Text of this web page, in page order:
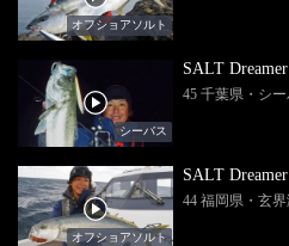
オフショアソルト
シーバス
SALT Dreamer
45 千葉県・シ
オフショアソルト
SALT Dreamer
44 福岡県・玄